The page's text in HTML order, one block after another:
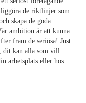
de riktlinjer som
skapa de goda
ambition är att kunna
fram de seriösa! Just
dit kan alla som vill
arbetsplats eller hos